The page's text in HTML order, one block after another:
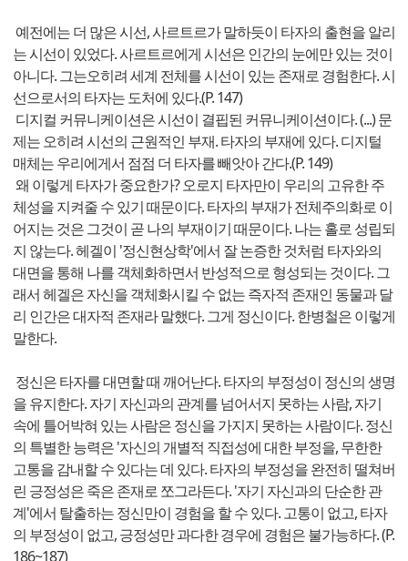
예전에는 더 많은 시선, 사르트르가 말하듯이 타자의 출현을 알리
는 시선이 있었다. 사르트르에게 시선은 인간의 눈에만 있는 것이
아니다. 그는오히려 세계 전체를 시선이 있는 존재로 경험한다. 시
선으로서의 타자는 도처에 있다.(P. 147)
디지컬 커뮤니케이션은 시선이 결핍된 커뮤니케이션이다. (...) 문
제는 오히려 시선의 근원적인 부재. 타자의 부재에 있다. 디지털
매체는 우리에게서 점점 더 타자를 빼앗아 간다.(P. 149)
왜 이렇게 타자가 중요한가? 오로지 타자만이 우리의 고유한 주
체성을 지켜줄 수 있기 때문이다. 타자의 부재가 전체주의화로 이
어지는 것은 그것이 곧 나의 부재이기 때문이다. 나는 홀로 성립되
지 않는다. 헤겔이 '정신현상학'에서 잘 논증한 것처럼 타자와의
대면을 통해 나를 객체화하면서 반성적으로 형성되는 것이다. 그
래서 헤겔은 자신을 객체화시킬 수 없는 즉자적 존재인 동물과 달
리 인간은 대자적 존재라 말했다. 그게 정신이다. 한병철은 이렇게
말한다.
정신은 타자를 대면할 때 깨어난다. 타자의 부정성이 정신의 생명
을 유지한다. 자기 자신과의 관계를 넘어서지 못하는 사람, 자기
속에 틀어박혀 있는 사람은 정신을 가지지 못하는 사람이다. 정신
의 특별한 능력은 '자신의 개별적 직접성에 대한 부정을, 무한한
고통을 감내할 수 있다는 데 있다. 타자의 부정성을 완전히 떨쳐버
린 긍정성은 죽은 존재로 쪼그라든다. '자기 자신과의 단순한 관
계'에서 탈출하는 정신만이 경험을 할 수 있다. 고통이 없고, 타자
의 부정성이 없고, 긍정성만 과다한 경우에 경험은 불가능하다. (P.
186~187)